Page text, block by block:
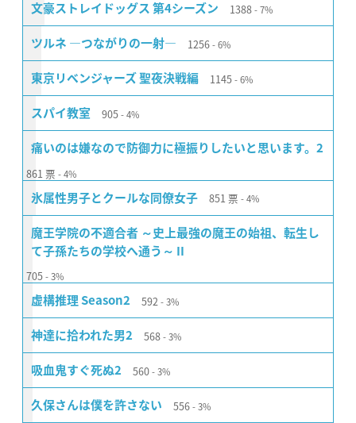
文豪ストレイドッグス 第4シーズン 1388 7%
ツルネ ―つながりの一射― 1256 6%
東京リベンジャーズ 聖夜決戦編 1145 6%
スパイ教室 905 4%
痛いのは嫌なので防御力に極振りしたいと思います。2
861 票 4%
氷属性男子とクールな同僚女子 851 票 4%
魔王学院の不適合者 ～史上最強の魔王の始祖、転生し
て子孫たちの学校へ通う～ II
705 3%
虚構推理 Season2 592 3%
神達に拾われた男2 568 3%
吸血鬼すぐ死ぬ2 560 3%
久保さんは僕を許さない 556 3%